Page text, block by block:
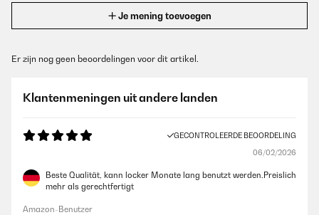
Je mening toevoegen
Er zijn nog geen beoordelingen voor dit artikel.
Klantenmeningen uit andere landen
GECONTROLEERDE BEOORDELING
06/02/2026
Beste Qualität, kann locker Monate lang benutzt werden.Preislich
mehr als gerechtfertigt
Amazon-Benutzer